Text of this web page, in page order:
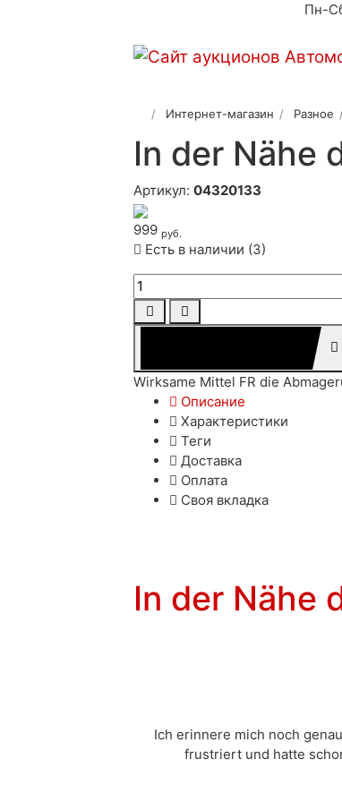
Пн-
Интернет-магазин Разное
In der Nähe
Артикул:04320133
999руб.
Есть в наличии (3)
Wirksame Mittel FR die
Описание
Характеристики
Теги
Доставка
Оплата
Своя вкладка
In der Nähe
Ich erinnere mich noch
frustriert und hatte